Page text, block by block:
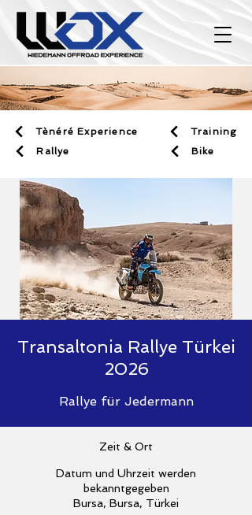
Tènéré Experience
Rallye
Training
Bike
Transaltonia Rallye Türkei
2026
Rallye für Jedermann
Zeit & Ort
Datum und Uhrzeit werden
bekanntgegeben
Bursa, Bursa, Türkei